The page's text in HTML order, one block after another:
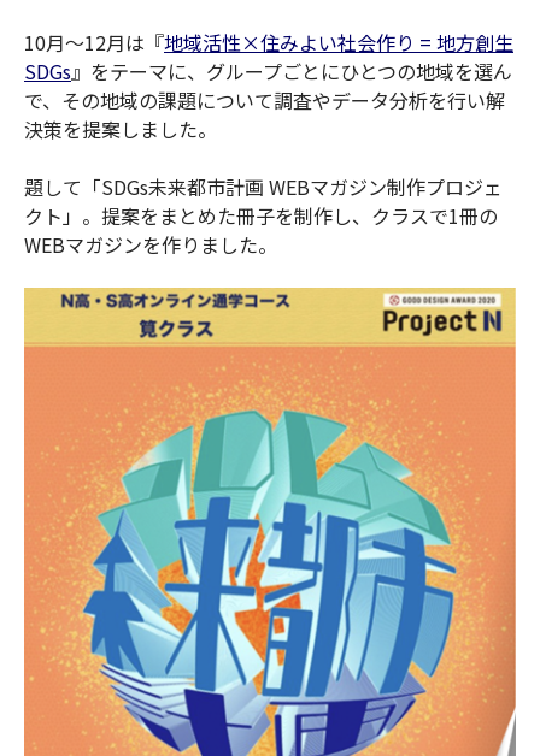
10月〜12月は『地域活性×住みよい社会作り = 地方創生
SDGs』をテーマに、グループごとにひとつの地域を選ん
で、その地域の課題について調査やデータ分析を行い解
決策を提案しました。
題して「SDGs未来都市計画 WEBマガジン制作プロジェ
クト」。提案をまとめた冊子を制作し、クラスで1冊の
WEBマガジンを作りました。